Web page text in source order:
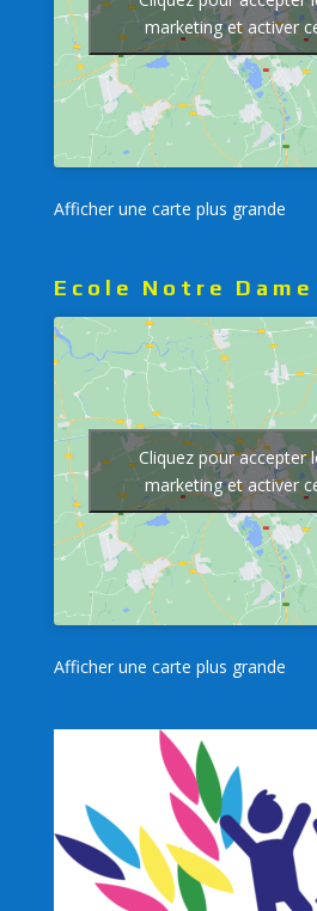
marketing et activer
Afficher une carte plus grande
Ecole Notre Dame
Cliquez pour accepter
marketing et activer
Afficher une carte plus grande